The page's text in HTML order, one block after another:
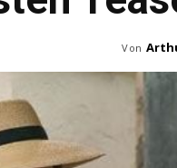
Von